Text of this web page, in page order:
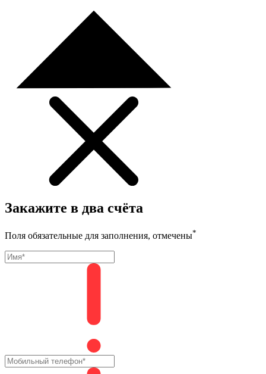
Закажите в два счёта
Поля обязательные для заполнения, отмечены*